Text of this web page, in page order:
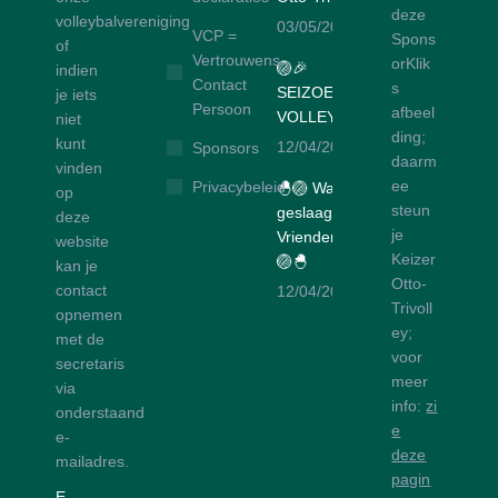
volleybalvereniging
of
indien
je iets
niet
kunt
vinden
op
deze
website
kan je
contact
opnemen
met de
secretaris
via
onderstaand
e-
mailadres.
VCP =
Vertrouwens
Contact
Persoon
Sponsors
Privacybeleid
03/05/2026
🏐🎉
SEIZOENSAFSLUITER
VOLLEYBALBUS 🎉🏐
12/04/2026
🐣🏐 Wat een
geslaagd
Vriendentoernooi!
🏐🐣
12/04/2026
deze
Spons
orKlik
s
afbeel
ding;
daarm
ee
steun
je
Keizer
Otto-
Trivoll
ey;
voor
meer
info:zi
e
deze
pagin